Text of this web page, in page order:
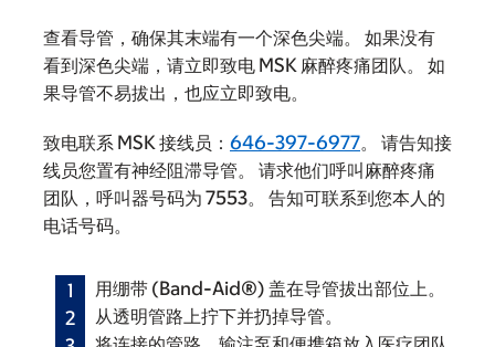
查看导管，确保其末端有一个深色尖端。 如果没有
看到深色尖端，请立即致电 MSK 麻醉疼痛团队。 如
果导管不易拔出，也应立即致电。
致电联系 MSK 接线员： 646-397-6977。 请告知接
线员您置有神经阻滞导管。 请求他们呼叫麻醉疼痛
团队，呼叫器号码为 7553。 告知可联系到您本人的
电话号码。
用绷带 (Band-Aid®) 盖在导管拔出部位上。
从透明管路上拧下并扔掉导管。